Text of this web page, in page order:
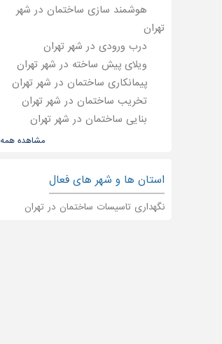
هوشمند سازی ساختمان در شهر
تهران
درب ورودی در شهر تهران
ویلای پیش ساخته در شهر تهران
پیمانکاری ساختمان در شهر تهران
تخریب ساختمان در شهر تهران
بنایی ساختمان در شهر تهران
نقاشی ساختمان در شهر تهران
معماری ساختمان در شهر تهران
گود برداری ساختمان در شهر تهران
نقشه کشی ساختمان در شهر تهران
مشاهده همه
استان ها و شهر های فعال
نگهداری تاسیسات ساختمان در تهران